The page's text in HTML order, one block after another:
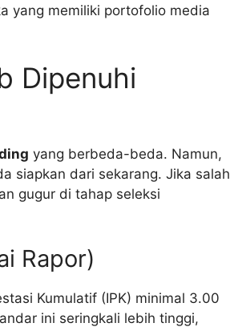
yang memiliki portofolio media
Dipenuhi
yang berbeda-beda. Namun,
siapkan dari sekarang. Jika salah
gugur di tahap seleksi
Rapor)
Kumulatif (IPK) minimal 3.00
ini seringkali lebih tinggi,